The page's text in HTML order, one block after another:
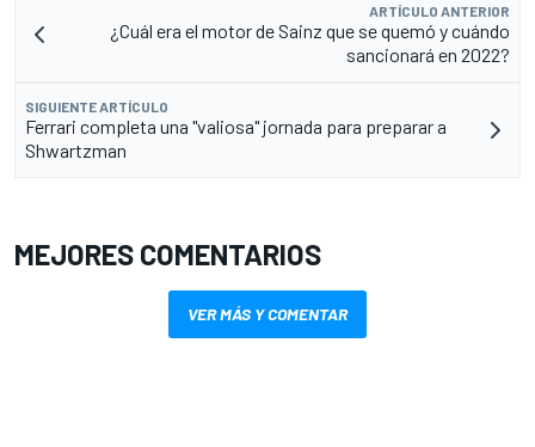
ARTÍCULO ANTERIOR
¿Cuál era el motor de Sainz que se quemó y cuándo
sancionará en 2022?
SIGUIENTE ARTÍCULO
Ferrari completa una "valiosa" jornada para preparar a
Shwartzman
MEJORES COMENTARIOS
VER MÁS Y COMENTAR